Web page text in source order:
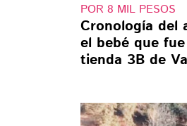
POR 8 MIL PESOS
Cronología del
el bebé que
tienda 3B de